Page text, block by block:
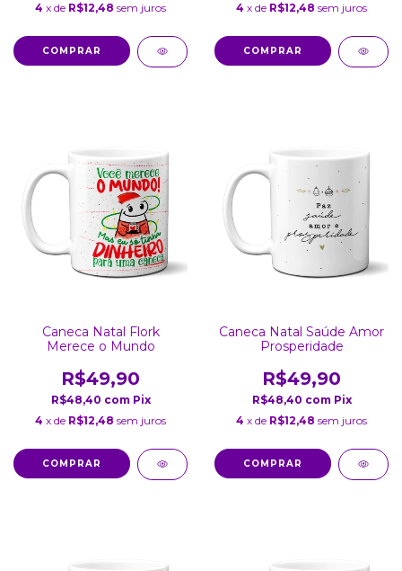
4 x de R$12,48 sem juros
COMPRAR
4 x de R$12,48 sem juros
COMPRAR
Caneca Natal Flork
Merece o Mundo
R$49,90
R$48,40 com Pix
4 x de R$12,48 sem juros
COMPRAR
Caneca Natal Saúde Amor
Prosperidade
R$49,90
R$48,40 com Pix
4 x de R$12,48 sem juros
COMPRAR